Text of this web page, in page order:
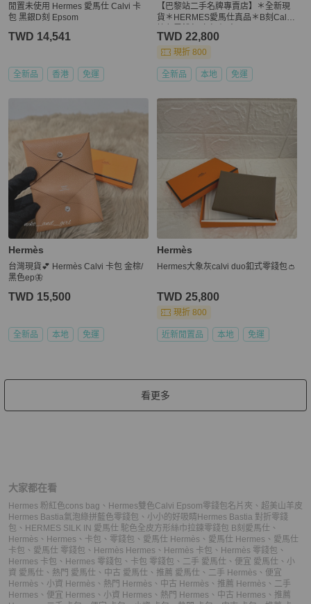
閒置未使用 Hermes 愛馬仕 Calvi 卡
包 黑銀D刻 Epsom
TWD 14,541
全新品 香港 免運
【巴黎站二手名牌專賣店】＊全新現
貨＊HERMES愛馬仕真品＊B刻Calvi
TWD 22,800
現折 800
全新品 本地 免運
Hermès
台灣現貨💕 Hermès Calvi 卡包 金棕/
黑色ep🦋
TWD 15,500
全新品 本地 免運
Hermès
Hermes大象灰calvi duo釦式零錢包👛
TWD 25,800
現折 800
近新閒置品 本地 免運
看更多
大家都在看
Hermes 粉紅色cons bag 、 Hermes雙色Calvi Epsom零錢包名片夾 、 超美山羊皮
Hermes Bastia氣泡綠拼藍色零錢包 、 小小的好吸睛Hermes Bastia 對折零錢
包 、 HERMES SILK IN 愛馬仕 駝色全皮方形絲巾拉鍊零錢包 B刻 愛馬仕 、
Hermès 、 Hermes 、 卡包 、 零錢包 、 愛馬仕 Hermès 、 愛馬仕 Hermes 、 愛馬仕
卡包 、 愛馬仕 零錢包 、 Hermès Hermes 、 Hermès 卡包 、 Hermès 零錢包 、
Hermes 卡包 、 Hermes 零錢包 、 卡包 零錢包 、 二手 愛馬仕 、 便宜 愛馬仕 、 小
資 愛馬仕 、 熱門 愛馬仕 、 中古 愛馬仕 、 推薦 愛馬仕 、 二手 Hermès 、 便宜
Hermès 、 小資 Hermès 、 熱門 Hermès 、 中古 Hermès 、 推薦 Hermès 、 二手
Hermes 、 便宜 Hermes 、 小資 Hermes 、 熱門 Hermes 、 中古 Hermes 、 推薦